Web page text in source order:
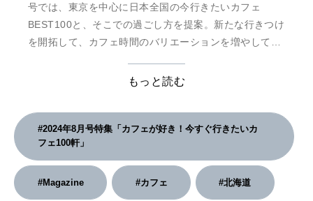
号では、東京を中心に日本全国の今行きたいカフェ
BEST100と、そこでの過ごし方を提案。新たな行きつけ
を開拓して、カフェ時間のバリエーションを増やしてみ
もっと読む
#2024年8月号特集「カフェが好き！今すぐ行きたいカ
フェ100軒」
#Magazine #カフェ #北海道